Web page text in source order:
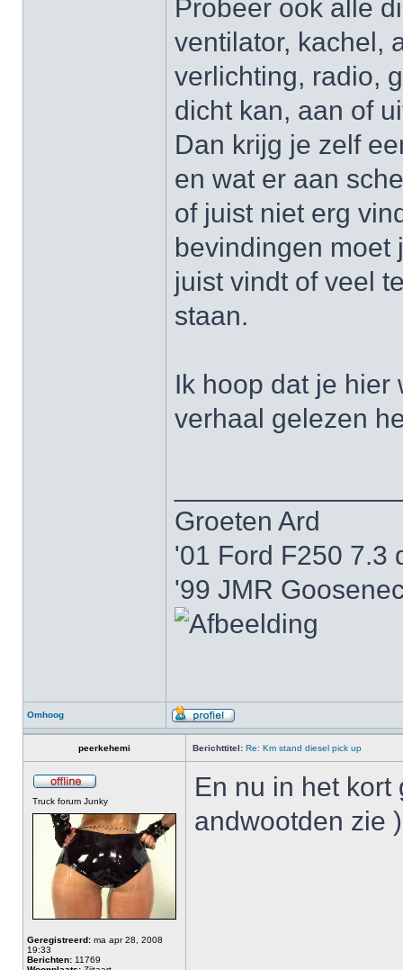
Probeer ook alle
ventilator, kachel,
verlichting, radio,
dicht kan, aan of
Dan krijg je zelf
en wat er aan
of juist niet erg
bevindingen moet
juist vindt of veel
staan.
Ik hoop dat je hier
verhaal gelezen
Groeten Ard
'01 Ford F250 7.3
'99 JMR
Omhoog
peerkehemi Berichttitel: Re: Km stand diesel pick up
Truck forum Junky
Geregistreerd: ma apr 28, 2008
19:33
Berichten: 11769
En nu in het
andwootden zie